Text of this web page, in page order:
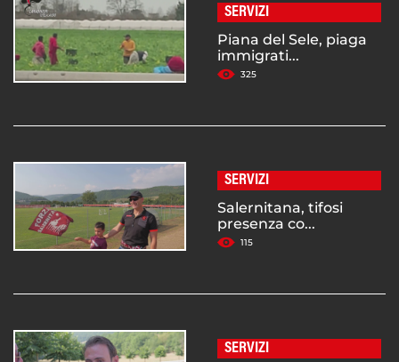
SERVIZI
Piana del Sele, piaga
immigrati...
325
SERVIZI
Salernitana, tifosi
presenza co...
115
SERVIZI